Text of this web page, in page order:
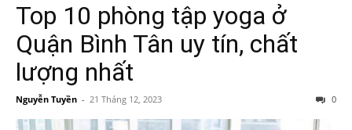
Top 10 phòng tập yoga ở
Quận Bình Tân uy tín, chất
lượng nhất
Nguyễn Tuyền - 21 Tháng 12, 2023 0